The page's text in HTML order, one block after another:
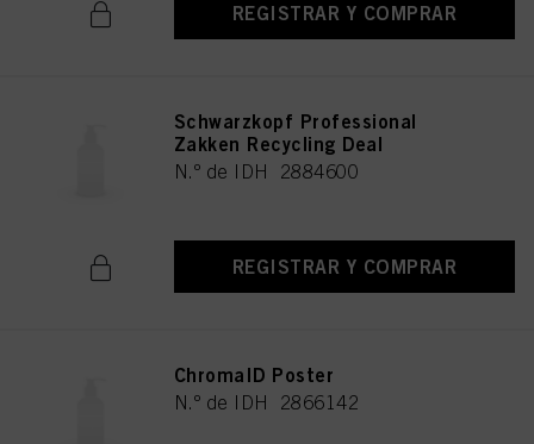
REGISTRAR Y COMPRAR
Schwarzkopf Professional
Zakken Recycling Deal
N.º de IDH 2884600
REGISTRAR Y COMPRAR
ChromaID Poster
N.º de IDH 2866142